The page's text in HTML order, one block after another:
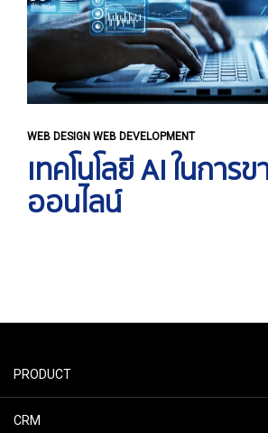
WEB DESIGN WEB DEVELOPMENT
เทคโนโลยี AI ในการข
ออนไลน์
PRODUCT
CRM